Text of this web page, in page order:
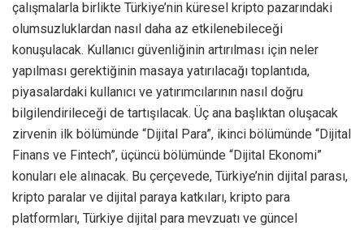
çalışmalarla birlikte Türkiye’nin küresel kripto pazarındaki
olumsuzluklardan nasıl daha az etkilenebileceği
konuşulacak. Kullanıcı güvenliğinin artırılması için neler
yapılması gerektiğinin masaya yatırılacağı toplantıda,
piyasalardaki kullanıcı ve yatırımcılarının nasıl doğru
bilgilendirileceği de tartışılacak. Üç ana başlıktan oluşacak
zirvenin ilk bölümünde “Dijital Para”, ikinci bölümünde “Dijital
Finans ve Fintech”, üçüncü bölümünde “Dijital Ekonomi”
konuları ele alınacak. Bu çerçevede, Türkiye’nin dijital parası,
kripto paralar ve dijital paraya katkıları, kripto para
platformları, Türkiye dijital para mevzuatı ve güncel